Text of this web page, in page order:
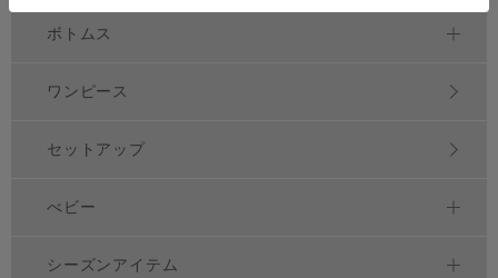
ボトムス
ワンピース
セットアップ
べビー
シーズンアイテム